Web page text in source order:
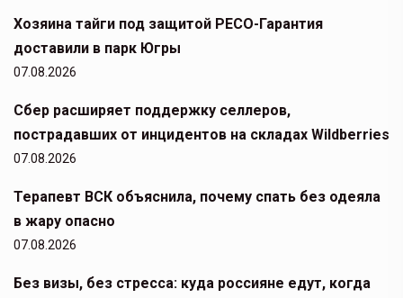
Хозяина тайги под защитой РЕСО-Гарантия
доставили в парк Югры
07.08.2026
Сбер расширяет поддержку селлеров,
пострадавших от инцидентов на складах Wildberries
07.08.2026
Терапевт ВСК объяснила, почему спать без одеяла
в жару опасно
07.08.2026
Без визы, без стресса: куда россияне едут, когда